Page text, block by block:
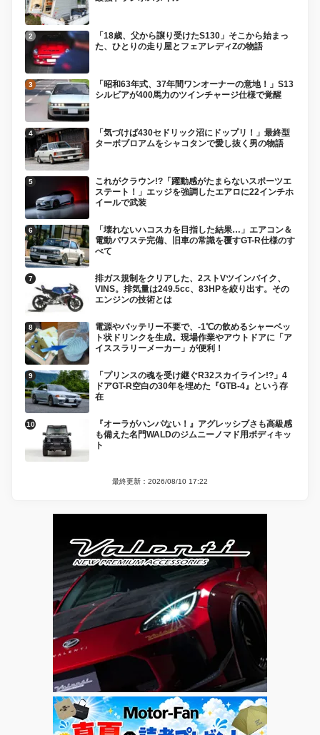
「18歳、父から譲り受けたS130」そこから始まっ
た、ひとりの走り屋とフェアレディZの物語
「昭和63年式、37年間ワンオーナーの意地！」S13
シルビアが400馬力のツインチャージ仕様で覚醒
「気づけば430セドリック沼にドップリ！」最終型
ターボブロアムをシャコタンで愛し抜く男の物語
これがクラウン!?「躍動感がたまらないスポーツエ
ステート！」エッジを強調したエアロに22インチホ
イールで武装
「壊れないハコスカを目指した結果…」エアコン＆
電動パワステ完備、旧車の常識を覆すGT-R仕様のす
べて
排ガス規制をクリアした、2ストVツインバイク、
VINS。排気量は249.5cc、83HPを絞り出す。その
エンジンの技術とは
電源やバッテリー不要で、-1℃の飲めるシャーベッ
ト状ドリンクを生成。現場作業やアウトドアに「ア
イススラリーメーカー」が便利！
「プリンスの魂を受け継ぐR32スカイライン!?」4
ドアGT-R空白の30年を埋めた『GTB-4』という存
在
『オーラがハンパない！』アグレッシブさも高級感
も備えた名門WALDのジムニーノマド用ボディキッ
ト
最終更新：2026/08/10 17:22